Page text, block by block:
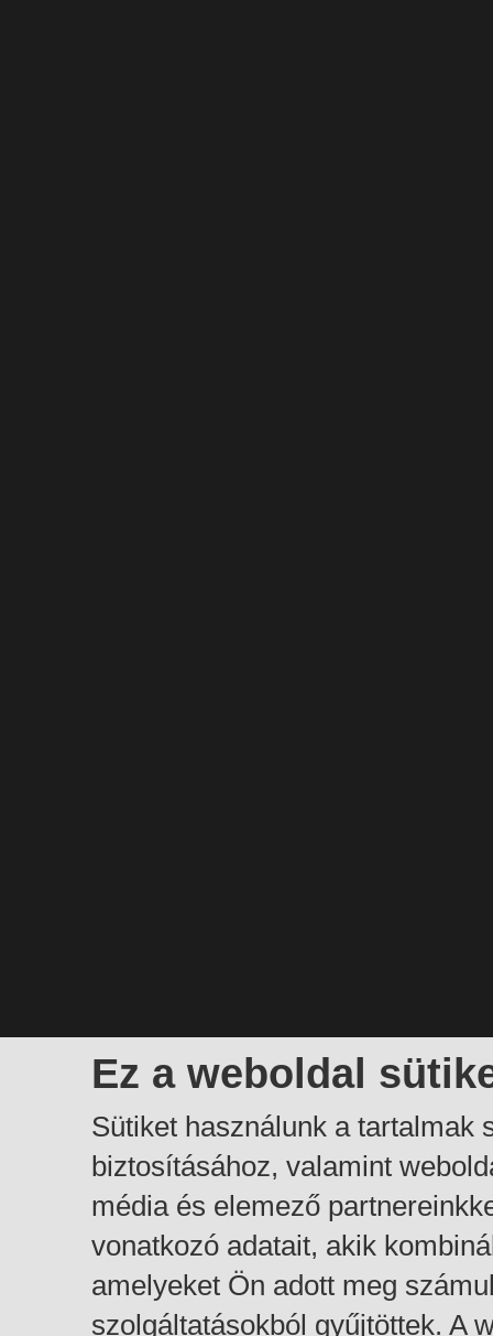
Ez a weboldal
Sütiket használunk a tartalmak
biztosításához, valamint
média és elemező
vonatkozó adatait, akik
amelyeket Ön adott meg
szolgáltatásokból gyűjtöttek. A